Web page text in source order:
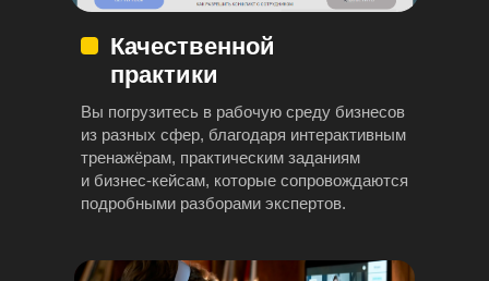
Качественной
практики
Вы погрузитесь в рабочую среду бизнесов
из разных сфер, благодаря интерактивным
тренажёрам, практическим заданиям
и бизнес-кейсам, которые сопровождаются
подробными разборами экспертов.